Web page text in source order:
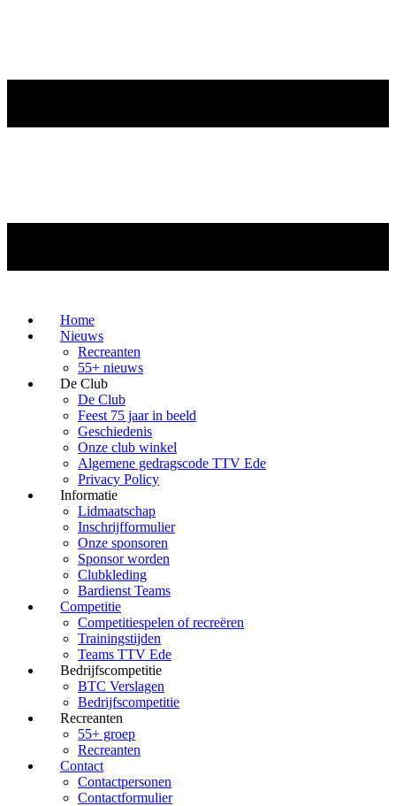
Home
Nieuws
Recreanten
55+ nieuws
De Club
De Club
Feest 75 jaar in beeld
Geschiedenis
Onze club winkel
Algemene gedragscode TTV Ede
Privacy Policy
Informatie
Lidmaatschap
Inschrijfformulier
Onze sponsoren
Sponsor worden
Clubkleding
Bardienst Teams
Competitie
Competitiespelen of recreëren
Trainingstijden
Teams TTV Ede
Bedrijfscompetitie
BTC Verslagen
Bedrijfscompetitie
Recreanten
55+ groep
Recreanten
Contact
Contactpersonen
Contactformulier